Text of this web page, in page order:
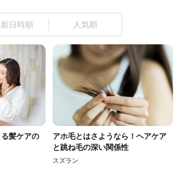
日時順 人気順
髪ケアの
アホ毛とはさようなら！ヘアケア
と跳ね毛の深い関係性
スズラン